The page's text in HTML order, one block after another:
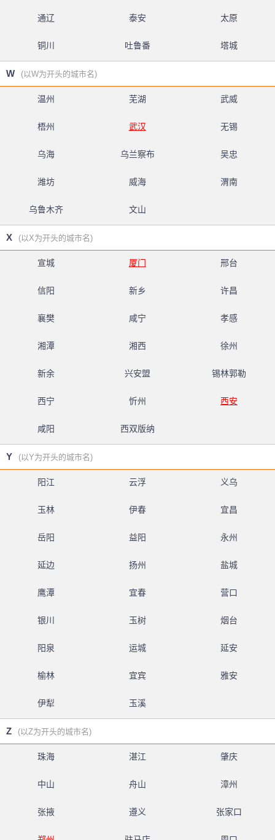
通辽 泰安 太原
铜川 吐鲁番 塔城
W (以W为开头的城市名)
温州 芜湖 武威
梧州 武汉 无锡
乌海 乌兰察布 吴忠
潍坊 威海 渭南
乌鲁木齐 文山
X (以X为开头的城市名)
宣城 厦门 邢台
信阳 新乡 许昌
襄樊 咸宁 孝感
湘潭 湘西 徐州
新余 兴安盟 锡林郭勒
西宁 忻州 西安
咸阳 西双版纳
Y (以Y为开头的城市名)
阳江 云浮 义乌
玉林 伊春 宜昌
岳阳 益阳 永州
延边 扬州 盐城
鹰潭 宜春 营口
银川 玉树 烟台
阳泉 运城 延安
榆林 宜宾 雅安
伊犁 玉溪
Z (以Z为开头的城市名)
珠海 湛江 肇庆
中山 舟山 漳州
张掖 遵义 张家口